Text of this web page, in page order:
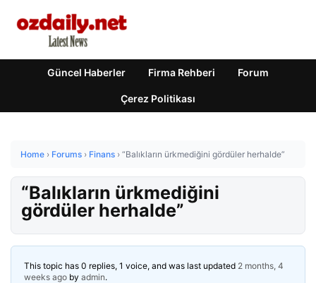
Güncel Haberler Firma Rehberi Forum
Çerez Politikası
Home › Forums › Finans › “Balıkların ürkmediğini gördüler herhalde”
“Balıkların ürkmediğini
gördüler herhalde”
This topic has 0 replies, 1 voice, and was last updated 2 months, 4
weeks ago by admin.